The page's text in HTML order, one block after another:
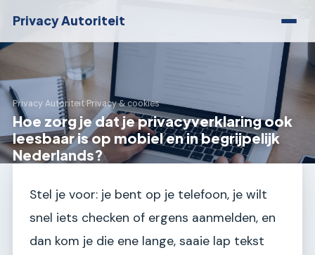
Privacy Autoriteit
Privacy Autoriteit›Privacy & cookies
Hoe zorg je dat je privacyverklaring ook
leesbaar is op mobiel en in begrijpelijk
Nederlands?
Stel je voor: je bent op je telefoon, je wilt
snel iets checken of ergens aanmelden, en
dan kom je die ene lange, saaie lap tekst